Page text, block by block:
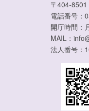
〒404-
電話番号：
開庁時間：
MAIL：
法人番号：